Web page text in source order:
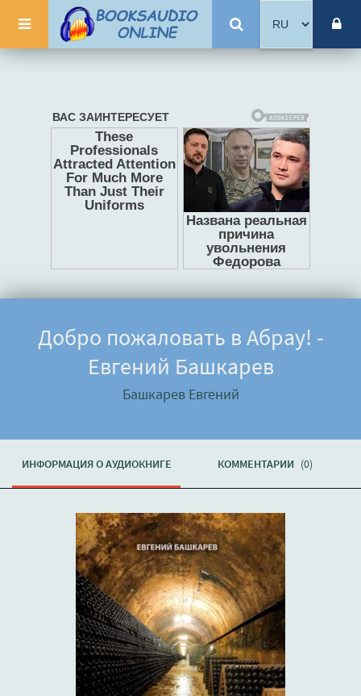
Добро пожаловать в Абрау! -
Евгений Башкарев
Башкарев Евгений
ИНФОРМАЦИЯ О АУДИОКНИГЕ КОММЕНТАРИИ (0)